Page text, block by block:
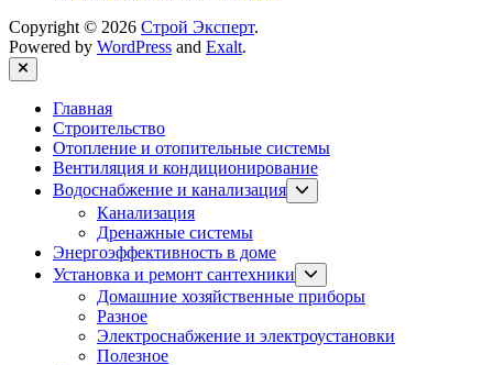
Copyright © 2026 Строй Эксперт.
Powered by WordPress and Exalt.
Close
Главная
Строительство
Отопление и отопительные системы
Вентиляция и кондиционирование
Водоснабжение и канализация
Show
sub
Канализация
Дренажные системы
Энергоэффективность в доме
Установка и ремонт сантехники
sub
menu
Домашние хозяйственные приборы
Разное
Электроснабжение и электроустановки
Полезное